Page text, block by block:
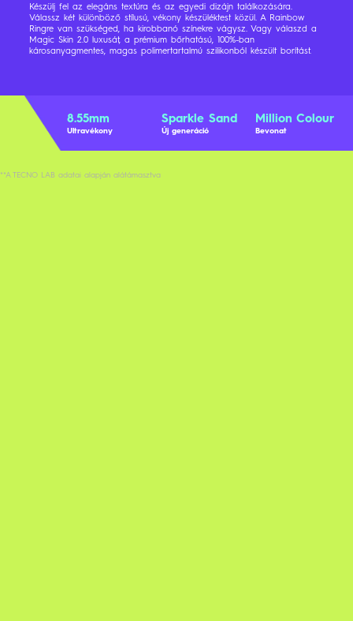
Készülj fel az elegáns textúra és az egyedi dizájn találkozására.
Válassz két különböző stílusú, vékony készüléktest közül. A Rainbow
Ringre van szükséged, ha kirobbanó színekre vágysz. Vagy válaszd a
Magic Skin 2.0 luxusát, a prémium bőrhatású, 100%-ban
károsanyagmentes, magas polimertartalmú szilikonból készült borítást.
8.55mm
Ultravékony
Sparkle Sand
Új generáció
Million Colour
Bevonat
**A TECNO LAB adatai alapján alátámasztva